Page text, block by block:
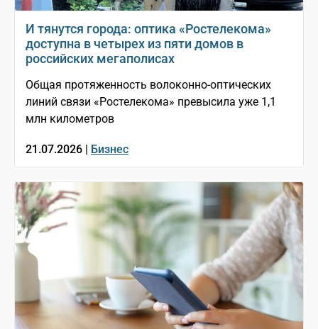
И тянутся города: оптика «Ростелекома»
доступна в четырех из пяти домов в
российских мегаполисах
Общая протяженность волоконно-оптических
линий связи «Ростелекома» превысила уже 1,1
млн километров
21.07.2026 | Бизнес